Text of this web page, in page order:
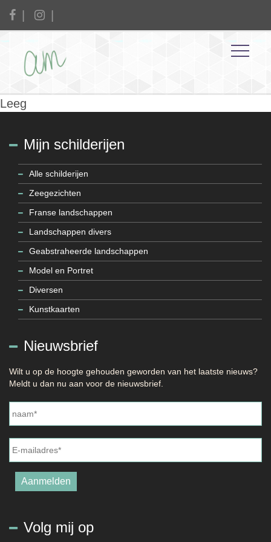
Leeg
Mijn schilderijen
Alle schilderijen
Zeegezichten
Franse landschappen
Landschappen divers
Geabstraheerde landschappen
Model en Portret
Diversen
Kunstkaarten
Nieuwsbrief
Wilt u op de hoogte gehouden geworden van het laatste nieuws?
Meldt u dan nu aan voor de nieuwsbrief.
Aanmelden
Volg mij op